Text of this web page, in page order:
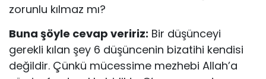
zorunlu kılmaz mı?
Buna şöyle cevap veririz: Bir düşünceyi
gerekli kılan şey 6 düşüncenin bizatihi kendisi
değildir. Çünkü mücessime mezhebi Allah’a